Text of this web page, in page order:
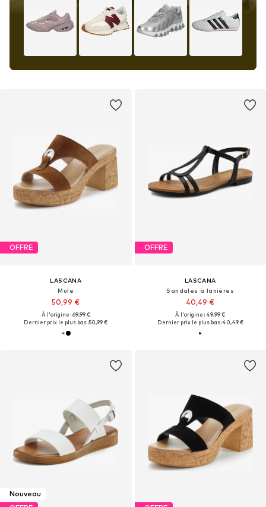
OFFRE
LASCANA
Mule
50,99 €
À l'origine : 69,99 €
Dernier prix le plus bas :50,99 €
OFFRE
LASCANA
Sandales à lanières
40,49 €
À l'origine : 49,99 €
Dernier prix le plus bas :40,49 €
Nouveau